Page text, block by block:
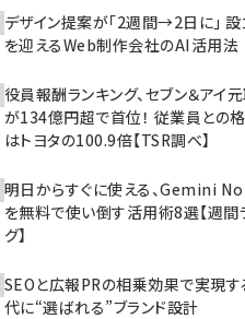
デザイン提案が「2週間→2日に」
を迎えるWeb制作会社のAI活用法
役員報酬ランキング、セブン＆アイ
が134億円超で首位！ 従業員との
はトヨタの100.9倍【TSR調べ】
明日からすぐに使える、Gemini
を無料で使い倒す活用術8選【週間
グ】
SEOと広報PRの相乗効果で実現す
代に“選ばれる”ブランド設計